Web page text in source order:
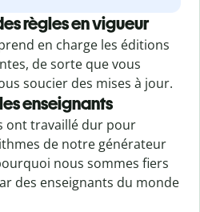
règles en vigueur
en charge les éditions
de sorte que vous
soucier des mises à jour.
enseignants
ont travaillé dur pour
de notre générateur
nous sommes fiers
des enseignants du monde